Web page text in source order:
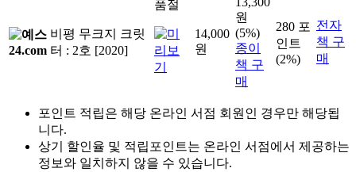
비평 무크지 크릿
터 : 2호 [2020]
품절
14,000
원
원
(5%)
종이
책 구
매
280 포
인트
(2%)
전자
책 구
매
포인트 적립은 해당 온라인 서점 회원인 경우만 해당됩
니다.
상기 할인율 및 적립포인트는 온라인 서점에서 제공하는
정보와 일치하지 않을 수 있습니다.